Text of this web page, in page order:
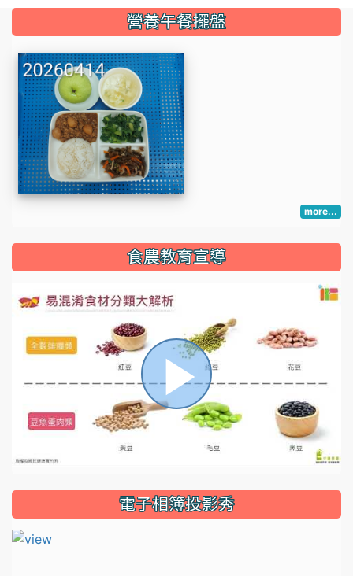
::: 營養午餐擺盤
more...
::: 食農教育宣導
播
放
電子相簿投影秀